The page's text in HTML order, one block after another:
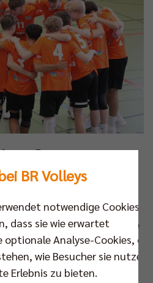
Torge
von der
in der U16 in die
von den Tecklenburger
ausgerichteten
Berliner
BR Volleys
notwendige Cookies,
dass sie wie erwartet
Analyse-Cookies, die
wie Besucher sie nutzen,
Erlebnis zu bieten.